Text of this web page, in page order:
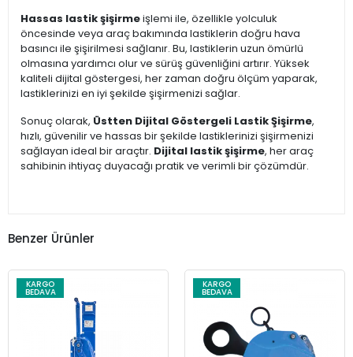
Hassas lastik şişirmeişlemi ile, özellikle yolculuk
öncesinde veya araç bakımında lastiklerin doğru hava
basıncı ile şişirilmesi sağlanır. Bu, lastiklerin uzun ömürlü
olmasına yardımcı olur ve sürüş güvenliğini artırır. Yüksek
kaliteli dijital göstergesi, her zaman doğru ölçüm yaparak,
lastiklerinizi en iyi şekilde şişirmenizi sağlar.
Sonuç olarak, Üstten Dijital Göstergeli Lastik Şişirme,
hızlı, güvenilir ve hassas bir şekilde lastiklerinizi şişirmenizi
sağlayan ideal bir araçtır. Dijital lastik şişirme, her araç
sahibinin ihtiyaç duyacağı pratik ve verimli bir çözümdür.
Benzer Ürünler
KARGO
BEDAVA
KARGO
BEDAVA